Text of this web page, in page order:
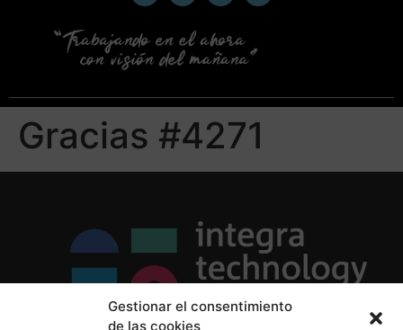
Gestionar el consentimiento
de las cookies
Gracias #4271